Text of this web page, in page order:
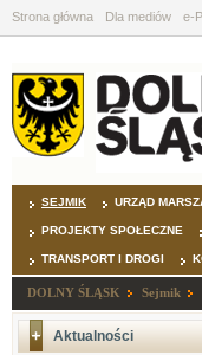
Strona główna Dla mediów e-
SEJMIK URZĄD
PROJEKTY SPOŁECZNE
TRANSPORT I DROGI
DOLNY ŚLĄSK Sejmik
Aktualności